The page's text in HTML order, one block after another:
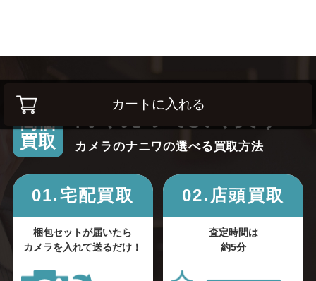
カートに入れる
高価
買取
カメラのナニワの選べる買取方法
01.宅配買取
梱包セットが届いたら
カメラを入れて送るだけ！
02.店頭買取
査定時間は
約5分